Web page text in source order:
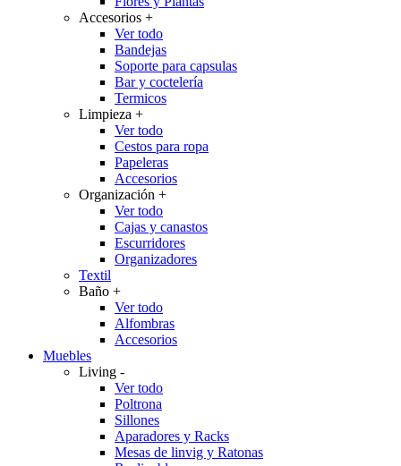
Accesorios +
Ver todo
Bandejas
Soporte para capsulas
Bar y coctelería
Termicos
Limpieza +
Ver todo
Cestos para ropa
Papeleras
Accesorios
Organización +
Ver todo
Cajas y canastos
Escurridores
Organizadores
Textil
Baño +
Ver todo
Alfombras
Accesorios
Muebles
Living -
Ver todo
Poltrona
Sillones
Aparadores y Racks
Mesas de linvig y Ratonas